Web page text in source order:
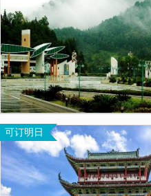
可订明日